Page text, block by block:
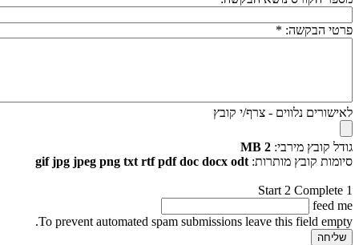
פרטי הבקשה: *
לאישורים נלווים - צרף/י קובץ
גודל קובץ מירבי: 2 MB
סיומות קובץ מותרות: gif jpg jpeg png txt rtf pdf doc docx odt
1
Start 2 Complete
feed me
To prevent automated spam submissions leave this field empty.